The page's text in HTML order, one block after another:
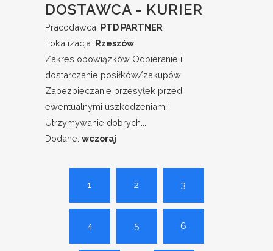
DOSTAWCA - KURIER
Pracodawca: PTD PARTNER
Lokalizacja: Rzeszów
Zakres obowiązków Odbieranie i
dostarczanie posiłków/zakupów
Zabezpieczanie przesyłek przed
ewentualnymi uszkodzeniami
Utrzymywanie dobrych...
Dodane: wczoraj
1 2 3
4 5 6